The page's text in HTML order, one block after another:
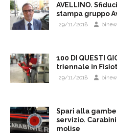
AVELLINO.
stampa gruppo
29/11/2018
100 DI QUESTI
triennale in
29/11/2018
Spari alla gambe
servizio.
molise